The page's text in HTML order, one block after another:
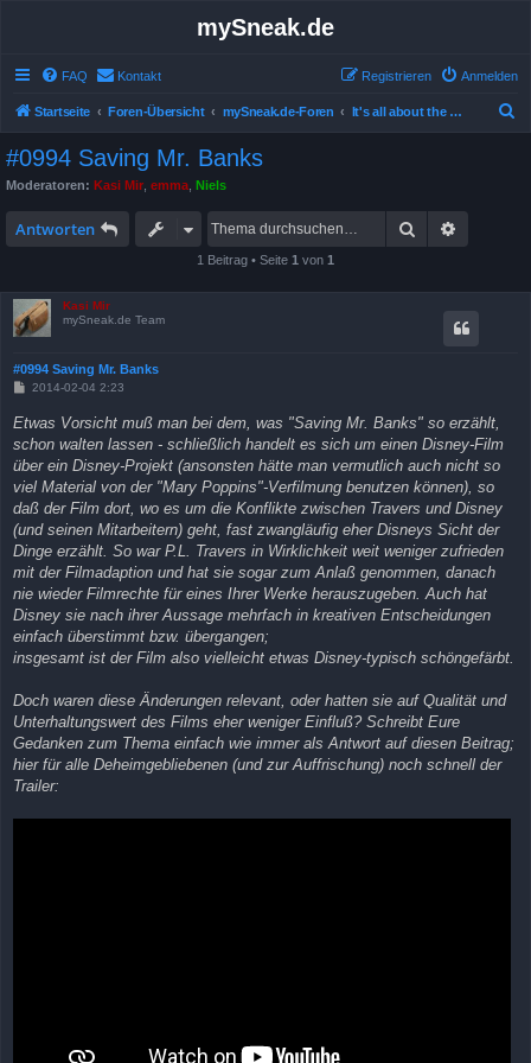
mySneak.de
FAQ Kontakt Anmelden
Registrieren
Startseite Foren-Übersicht mySneak.de-Foren It's all about the movies!
#0994 Saving Mr. Banks
Moderatoren: Kasi Mir emma Niels
Antworten Suche
1 Beitrag • Seite 1 von 1
Kasi Mir
mySneak.de Team
#0994 Saving Mr. Banks
B
i
t
r
g
2014-02-04 2:23
Etwas Vorsicht muß man bei dem, was "Saving Mr. Banks" so erzählt,
schon walten lassen - schließlich handelt es sich um einen Disney-Film
über ein Disney-Projekt (ansonsten hätte man vermutlich auch nicht so
viel Material von der "Mary Poppins"-Verfilmung benutzen können), so
daß der Film dort, wo es um die Konflikte zwischen Travers und Disney
(und seinen Mitarbeitern) geht, fast zwangläufig eher Disneys Sicht der
Dinge erzählt. So war P.L. Travers in Wirklichkeit weit weniger zufrieden
mit der Filmadaption und hat sie sogar zum Anlaß genommen, danach
nie wieder Filmrechte für eines Ihrer Werke herauszugeben. Auch hat
Disney sie nach ihrer Aussage mehrfach in kreativen Entscheidungen
einfach überstimmt bzw. übergangen;
insgesamt ist der Film also vielleicht etwas Disney-typisch schöngefärbt.
Doch waren diese Änderungen relevant, oder hatten sie auf Qualität und
Unterhaltungswert des Films eher weniger Einfluß? Schreibt Eure
Gedanken zum Thema einfach wie immer als Antwort auf diesen Beitrag;
hier für alle Deheimgebliebenen (und zur Auffrischung) noch schnell der
Trailer: